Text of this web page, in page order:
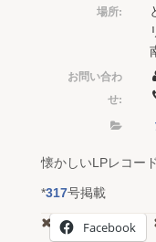
場所:
お問い合わ
せ:
懐かしいLPレコー
*317号掲載
Facebook